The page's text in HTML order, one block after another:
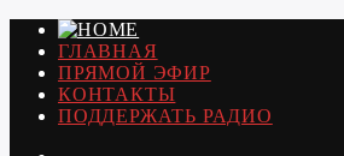
ГЛАВНАЯ
ПРЯМОЙ ЭФИР
КОНТАКТЫ
ПОДДЕРЖАТЬ РАДИО